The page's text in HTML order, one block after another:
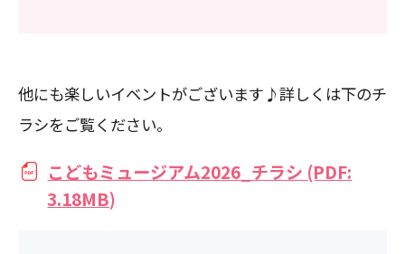
他にも楽しいイベントがございます♪詳しくは下のチ
ラシをご覧ください。
こどもミュージアム2026_チラシ (PDF:
3.18MB)